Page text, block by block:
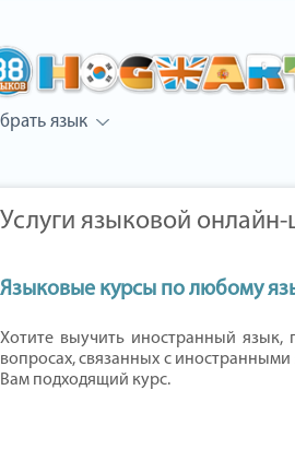
язык
Услуги языковой
Языковые курсы по любому
Хотите выучить иностранный
вопросах, связанных с
Вам подходящий курс.